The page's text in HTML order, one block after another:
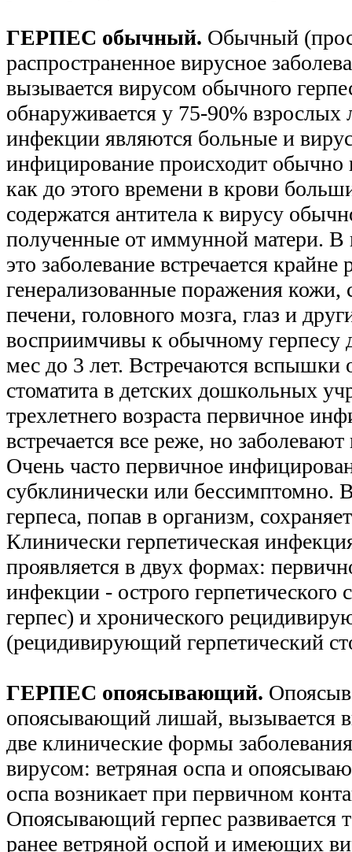
ГЕРПЕС обычный. Обычный
распространенное вирусное
вызывается вирусом обычного
обнаруживается у 75-90%
инфекции являются больные и
инфицирование происходит обычно
как до этого времени в крови
содержатся антитела к вирусу
полученные от иммунной матери.
это заболевание встречается
генерализованные поражения кожи,
печени, головного мозга, глаз и
восприимчивы к обычному герпесу
мес до 3 лет. Встречаются вспышки
стоматита в детских дошкольных
трехлетнего возраста первичное
встречается все реже, но
Очень часто первичное
субклинически или бессимптомно.
герпеса, попав в организм,
Клинически герпетическая
проявляется в двух формах:
инфекции - острого герпетического
герпес) и хронического
(рецидивирующий герпетический
ГЕРПЕС опоясывающий.
опоясывающий лишай, вызывается
две клинические формы
вирусом: ветряная оспа и
оспа возникает при первичном
Опоясывающий герпес развивается
ранее ветряной оспой и имеющих